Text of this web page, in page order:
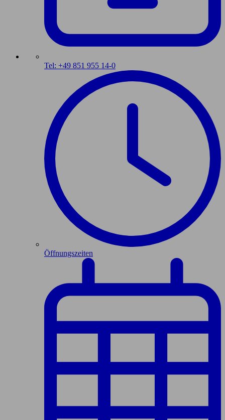
Tel: +49 851 955 14-0
Öffnungszeiten